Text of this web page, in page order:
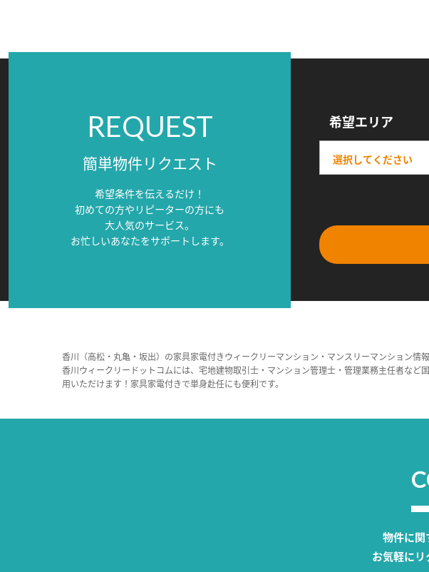
REQUEST
簡単物件リクエスト
希望条件を伝えるだけ！
初めての方やリピーターの方にも
大人気のサービス。
お忙しいあなたをサポートします。
希望エリア
香川（高松・丸亀・坂出）の家具家電付きウィークリーマンション・マンスリーマンション
香川ウィークリードットコムには、宅地建物取引士・マンション管理士・管理業務主任者な
用いただけます！家具家電付きで単身赴任にも便利です。
物件に関
お気軽にリ